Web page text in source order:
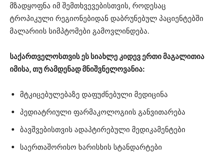
მზადყოფნა იმ შემთხვევებისთვის, როდესაც
ტროპიკული რეგიონებიდან დაბრუნებულ პაციენტებში
მალარიის სიმპტომები გამოვლინდება.
საქართველოსთვის ეს სიახლე კიდევ ერთი მაგალითია
იმისა, თუ რამდენად მნიშვნელოვანია:
მტკიცებულებაზე დაფუძნებული მედიცინა
პედიატრიული ფარმაკოლოგიის განვითარება
ბავშვებისთვის ადაპტირებული მედიკამენტები
საერთაშორისო ხარისხის სტანდარტები